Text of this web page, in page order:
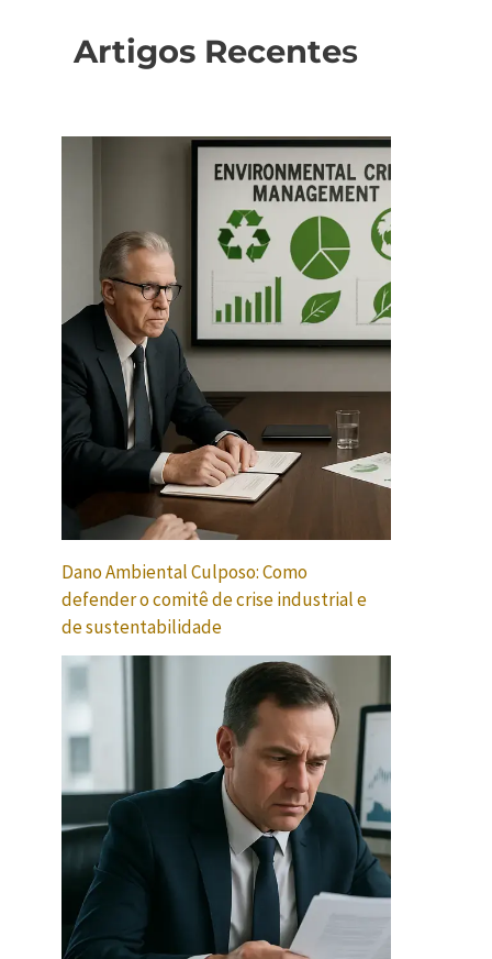
Artigos Recentes
Dano Ambiental Culposo: Como
defender o comitê de crise industrial e
de sustentabilidade